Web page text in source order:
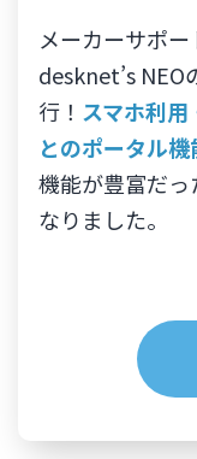
メーカーサポ
desknet’s
行！ スマホ利
とのポータル
機能が豊富だ
なりました。